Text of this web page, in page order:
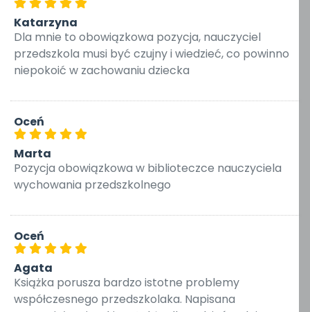
Katarzyna
Dla mnie to obowiązkowa pozycja, nauczyciel
przedszkola musi być czujny i wiedzieć, co powinno
niepokoić w zachowaniu dziecka
Oceń
Marta
Pozycja obowiązkowa w biblioteczce nauczyciela
wychowania przedszkolnego
Oceń
Agata
Książka porusza bardzo istotne problemy
współczesnego przedszkolaka. Napisana